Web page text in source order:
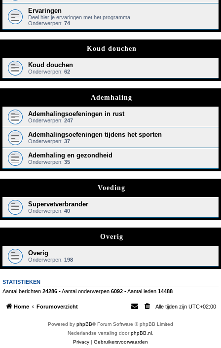
Ervaringen
Deel hier je ervaringen met het programma.
Onderwerpen: 74
Koud douchen
Koud douchen
Onderwerpen: 62
Ademhaling
Ademhalingsoefeningen in rust
Onderwerpen: 247
Ademhalingsoefeningen tijdens het sporten
Onderwerpen: 37
Ademhaling en gezondheid
Onderwerpen: 35
Voeding
Supervetverbrander
Onderwerpen: 40
Overig
Overig
Onderwerpen: 198
STATISTIEKEN
Aantal berichten 24286 • Aantal onderwerpen 6092 • Aantal leden 14488
Home Forumoverzicht Alle tijden zijn UTC+02:00
Powered by phpBB® Forum Software © phpBB Limited
Nederlandse vertaling doorphpBB.nl
Privacy | Gebruikersvoorwaarden